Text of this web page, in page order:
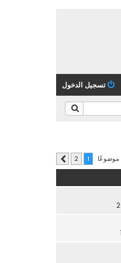
تسجيل الدخول
1
2 التالي